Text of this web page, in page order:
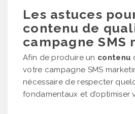
Les astuces
contenu de
campagne SMS
Afin de produire un contenu
votre campagne SMS
nécessaire de respecter
fondamentaux et d’optimiser